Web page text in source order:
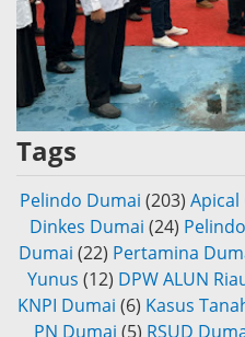
Tags
Pelindo Dumai (203) Apical
Dinkes Dumai (24)
Dumai (22) Pertamina
Yunus (12) DPW ALUN
KNPI Dumai (6) Kasus
PN Dumai (5) RSUD